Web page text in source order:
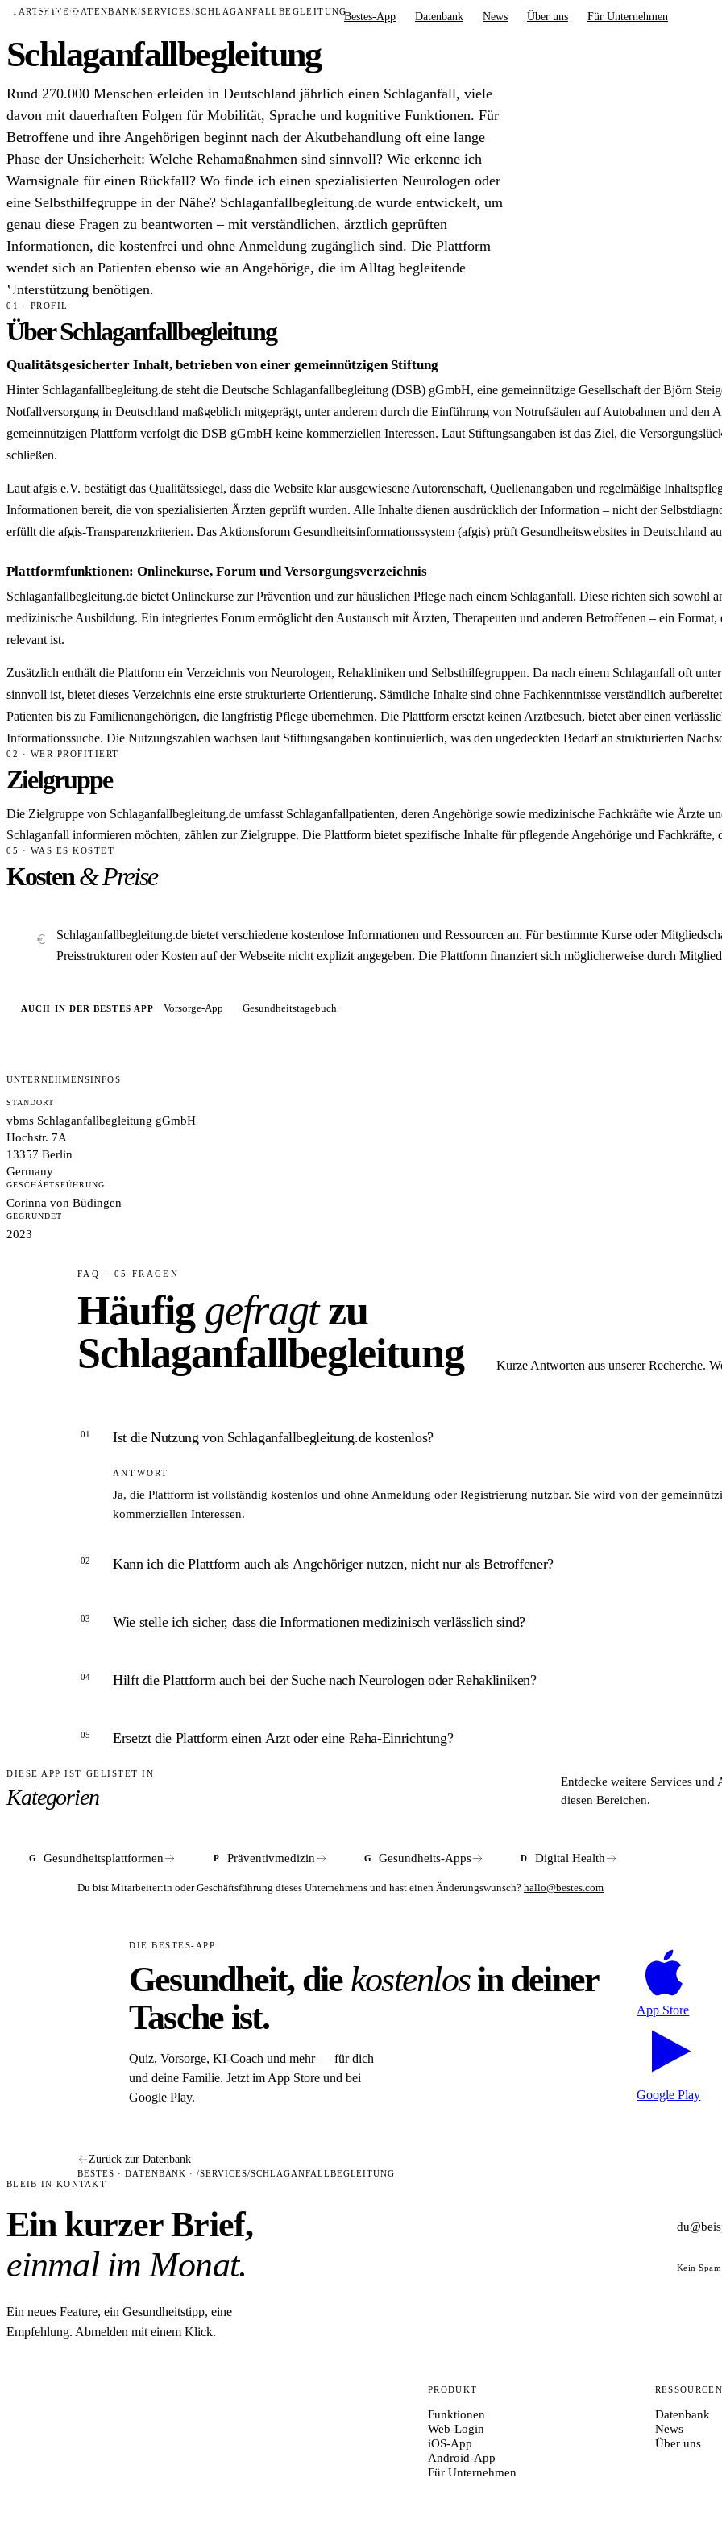
Bestes-App Datenbank News Über uns Für Unternehmen
STARTSEITE/DATENBANK/SERVICES/SCHLAGANFALLBEGLEITUNG
Schlaganfallbegleitung
Rund 270.000 Menschen erleiden in Deutschland jährlich einen Schlaganfall, viele
davon mit dauerhaften Folgen für Mobilität, Sprache und kognitive Funktionen. Für
Betroffene und ihre Angehörigen beginnt nach der Akutbehandlung oft eine lange
Phase der Unsicherheit: Welche Rehamaßnahmen sind sinnvoll? Wie erkenne ich
Warnsignale für einen Rückfall? Wo finde ich einen spezialisierten Neurologen oder
eine Selbsthilfegruppe in der Nähe? Schlaganfallbegleitung.de wurde entwickelt, um
genau diese Fragen zu beantworten – mit verständlichen, ärztlich geprüften
Informationen, die kostenfrei und ohne Anmeldung zugänglich sind. Die Plattform
wendet sich an Patienten ebenso wie an Angehörige, die im Alltag begleitende
Unterstützung benötigen.
01 · PROFIL
Über Schlaganfallbegleitung
Qualitätsgesicherter Inhalt, betrieben von einer gemeinnützigen Stiftung
Hinter Schlaganfallbegleitung.de steht die Deutsche Schlaganfallbegleitung (DSB) gGmbH, eine gemeinnützige Gesellschaft der Björn
Notfallversorgung in Deutschland maßgeblich mitgeprägt, unter anderem durch die Einführung von Notrufsäulen auf Autobahnen und den
gemeinnützigen Plattform verfolgt die DSB gGmbH keine kommerziellen Interessen. Laut Stiftungsangaben ist das Ziel, die
schließen.
Laut afgis e.V. bestätigt das Qualitätssiegel, dass die Website klar ausgewiesene Autorenschaft, Quellenangaben und regelmäßige
Informationen bereit, die von spezialisierten Ärzten geprüft wurden. Alle Inhalte dienen ausdrücklich der Information – nicht der
erfüllt die afgis-Transparenzkriterien. Das Aktionsforum Gesundheitsinformationssystem (afgis) prüft Gesundheitswebsites in Deutschland
Plattformfunktionen: Onlinekurse, Forum und Versorgungsverzeichnis
Schlaganfallbegleitung.de bietet Onlinekurse zur Prävention und zur häuslichen Pflege nach einem Schlaganfall. Diese richten sich sowohl
medizinische Ausbildung. Ein integriertes Forum ermöglicht den Austausch mit Ärzten, Therapeuten und anderen Betroffenen – ein Format,
relevant ist.
Zusätzlich enthält die Plattform ein Verzeichnis von Neurologen, Rehakliniken und Selbsthilfegruppen. Da nach einem Schlaganfall oft
sinnvoll ist, bietet dieses Verzeichnis eine erste strukturierte Orientierung. Sämtliche Inhalte sind ohne Fachkenntnisse verständlich
Patienten bis zu Familienangehörigen, die langfristig Pflege übernehmen. Die Plattform ersetzt keinen Arztbesuch, bietet aber einen
Informationssuche. Die Nutzungszahlen wachsen laut Stiftungsangaben kontinuierlich, was den ungedeckten Bedarf an strukturierten
02 · WER PROFITIERT
Zielgruppe
Die Zielgruppe von Schlaganfallbegleitung.de umfasst Schlaganfallpatienten, deren Angehörige sowie medizinische Fachkräfte wie Ärzte
Schlaganfall informieren möchten, zählen zur Zielgruppe. Die Plattform bietet spezifische Inhalte für pflegende Angehörige und Fachkräfte,
05 · WAS ES KOSTET
Kosten& Preise
Schlaganfallbegleitung.de bietet verschiedene kostenlose Informationen und Ressourcen an. Für bestimmte Kurse oder
Preisstrukturen oder Kosten auf der Webseite nicht explizit angegeben. Die Plattform finanziert sich möglicherweise durch
AUCH IN DER BESTES APP Vorsorge-App Gesundheitstagebuch
UNTERNEHMENSINFOS
STANDORT
vbms Schlaganfallbegleitung gGmbH
Hochstr. 7A
13357 Berlin
Germany
GESCHÄFTSFÜHRUNG
Corinna von Büdingen
GEGRÜNDET
2023
FAQ · 05 FRAGEN
Häufig gefragtzu
Schlaganfallbegleitung
Kurze Antworten aus unserer Recherche.
01 Ist die Nutzung von Schlaganfallbegleitung.de kostenlos?
ANTWORT
Ja, die Plattform ist vollständig kostenlos und ohne Anmeldung oder Registrierung nutzbar. Sie wird von der
kommerziellen Interessen.
02 Kann ich die Plattform auch als Angehöriger nutzen, nicht nur als Betroffener?
Die Plattform richtet sich ausdrücklich an Schlaganfall-Betroffene und pflegende Angehörige gleichermaßen.
03 Wie stelle ich sicher, dass die Informationen medizinisch verlässlich sind?
Schlaganfallbegleitung.de trägt das afgis-Qualitätssiegel des Aktionsforums Gesundheitsinformationssystem e.V. Das
04 Hilft die Plattform auch bei der Suche nach Neurologen oder Rehakliniken?
Ja. Schlaganfallbegleitung.de enthält ein Verzeichnis mit Neurologen, Rehakliniken und Selbsthilfegruppen in
05 Ersetzt die Plattform einen Arzt oder eine Reha-Einrichtung?
ANTWORT
Nein. Die Plattform stellt ausschließlich allgemeine Informationen bereit und dient nicht der Selbstdiagnose oder
DIESE APP IST GELISTET IN
Kategorien
Entdecke weitere Services und
diesen Bereichen.
G Gesundheitsplattformen P Präventivmedizin G Gesundheits-Apps D Digital Health
Du bist Mitarbeiter:in oder Geschäftsführung dieses Unternehmens und hast einen Änderungswunsch? hallo@bestes.com
DIE BESTES-APP
Gesundheit, die kostenlosin deiner
Tasche ist.
Quiz, Vorsorge, KI-Coach und mehr — für dich
und deine Familie. Jetzt im App Store und bei
Google Play.
App Store
Google Play
Zurück zur Datenbank
BESTES · DATENBANK · /SERVICES/SCHLAGANFALLBEGLEITUNG
BLEIB IN KONTAKT
Ein kurzer Brief,
einmal im Monat.
Ein neues Feature, ein Gesundheitstipp, eine
Empfehlung. Abmelden mit einem Klick.
Kein Spam
PRODUKT
Funktionen
Web-Login
iOS-App
Android-App
Für Unternehmen
RESSOURCEN
Datenbank
News
Über uns